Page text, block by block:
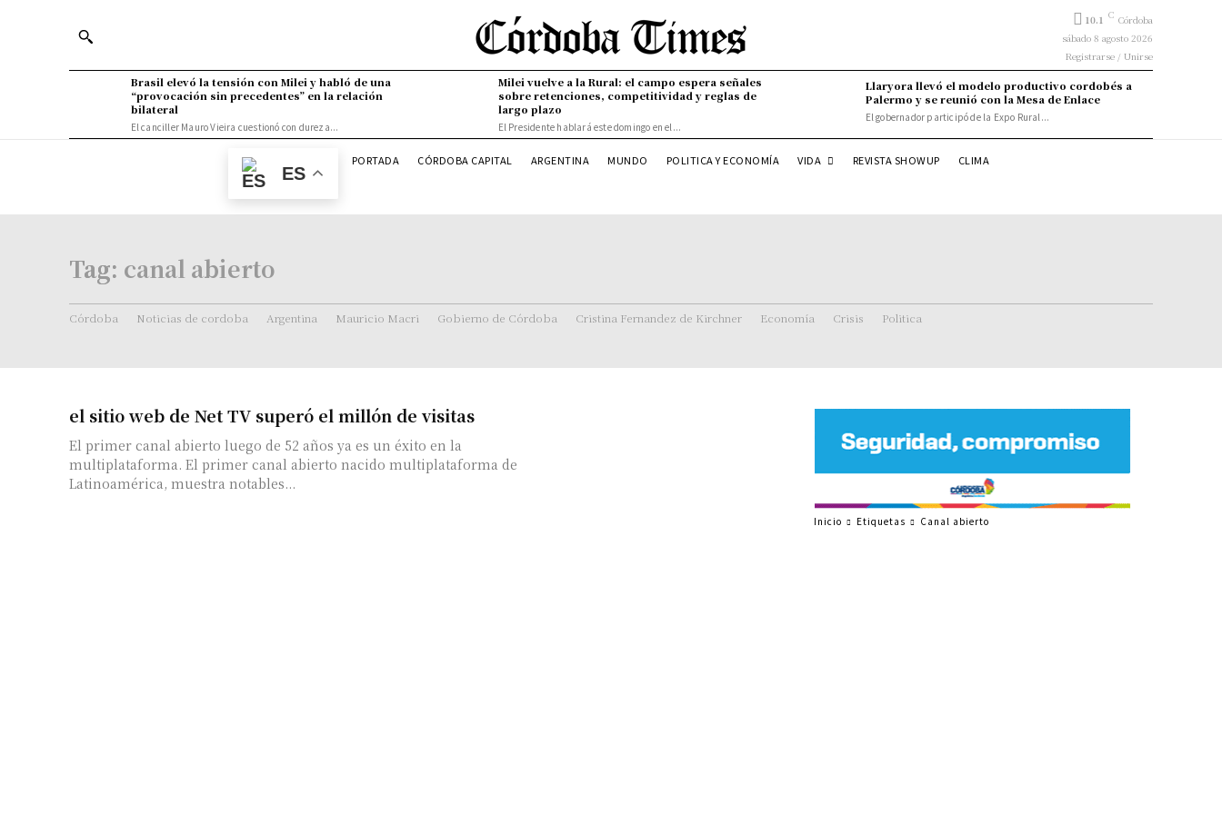
10.1 C Córdoba
sábado 8 agosto 2026
Registrarse / Unirse
Brasil elevó la tensión con Milei y habló de una
“provocación sin precedentes” en la relación
bilateral
El canciller Mauro Vieira cuestionó con dureza...
Milei vuelve a la Rural: el campo espera señales
sobre retenciones, competitividad y reglas de
largo plazo
El Presidente hablará este domingo en el...
Llaryora llevó el modelo productivo cordobés a
Palermo y se reunió con la Mesa de Enlace
El gobernador participó de la Expo Rural...
ES
PORTADA CÓRDOBA CAPITAL ARGENTINA MUNDO POLITICA Y ECONOMÍA VIDA REVISTA SHOWUP CLIMA
Tag: canal abierto
Córdoba Noticias de cordoba Argentina Mauricio Macri Gobierno de Córdoba Cristina Fernandez de Kirchner Economía Crisis Politica
el sitio web de Net TV superó el millón de visitas
El primer canal abierto luego de 52 años ya es un éxito en la
multiplataforma. El primer canal abierto nacido multiplataforma de
Latinoamérica, muestra notables...
Inicio Etiquetas Canal abierto